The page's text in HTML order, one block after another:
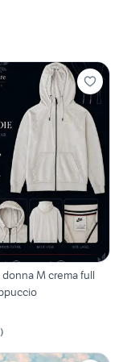
donna M crema full
)